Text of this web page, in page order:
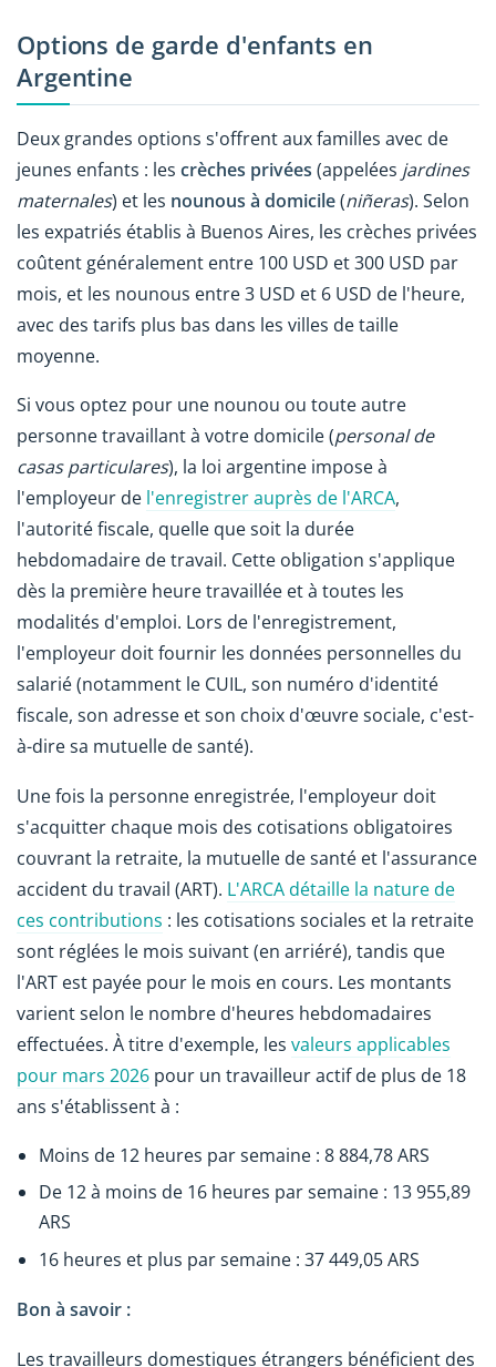
Options de garde d'enfants en
Argentine
Deux grandes options s'offrent aux familles avec de
jeunes enfants : les crèches privées (appelées jardines
maternales) et les nounous à domicile(niñeras). Selon
les expatriés établis à Buenos Aires, les crèches privées
coûtent généralement entre 100 USD et 300 USD par
mois, et les nounous entre 3 USD et 6 USD de l'heure,
avec des tarifs plus bas dans les villes de taille
moyenne.
Si vous optez pour une nounou ou toute autre
personne travaillant à votre domicile (personal de
casas particulares), la loi argentine impose à
l'employeur de l'enregistrer auprès de l'ARCA,
l'autorité fiscale, quelle que soit la durée
hebdomadaire de travail. Cette obligation s'applique
dès la première heure travaillée et à toutes les
modalités d'emploi. Lors de l'enregistrement,
l'employeur doit fournir les données personnelles du
salarié (notamment le CUIL, son numéro d'identité
fiscale, son adresse et son choix d'œuvre sociale, c'est-
à-dire sa mutuelle de santé).
Une fois la personne enregistrée, l'employeur doit
s'acquitter chaque mois des cotisations obligatoires
couvrant la retraite, la mutuelle de santé et l'assurance
accident du travail (ART). L'ARCA détaille la nature de
ces contributions : les cotisations sociales et la retraite
sont réglées le mois suivant (en arriéré), tandis que
l'ART est payée pour le mois en cours. Les montants
varient selon le nombre d'heures hebdomadaires
effectuées. À titre d'exemple, les valeurs applicables
pour mars 2026 pour un travailleur actif de plus de 18
ans s'établissent à :
Moins de 12 heures par semaine : 8 884,78 ARS
De 12 à moins de 16 heures par semaine : 13 955,89
ARS
16 heures et plus par semaine : 37 449,05 ARS
Bon à savoir :
Les travailleurs domestiques étrangers bénéficient des